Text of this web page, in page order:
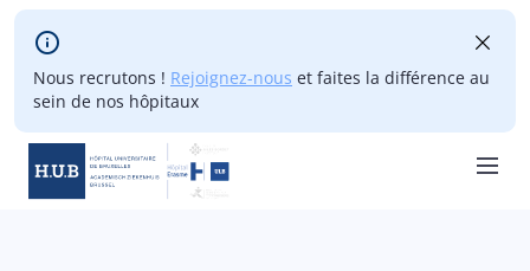
Skip to main content
Nous recrutons ! Rejoignez-nous et faites la différence au
sein de nos hôpitaux